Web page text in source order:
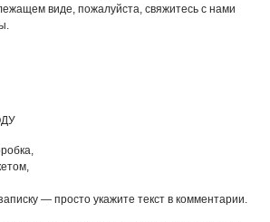
виде, пожалуйста, свяжитесь с нами
— просто укажите текст в комментарии.